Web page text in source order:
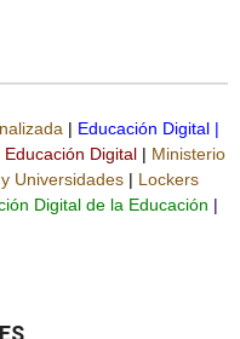
| Educación Digital |
Educación Digital | Ministerio
Universidades | Lockers
Digital de la Educación |